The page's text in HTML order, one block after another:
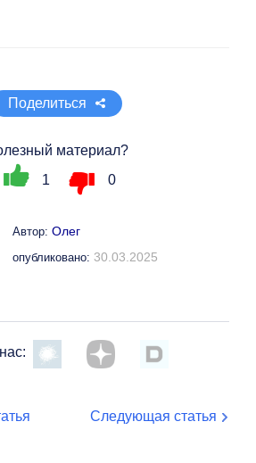
Поделиться
материал?
1
0
Автор: Олег
опубликовано: 30.03.2025
Следующая статья